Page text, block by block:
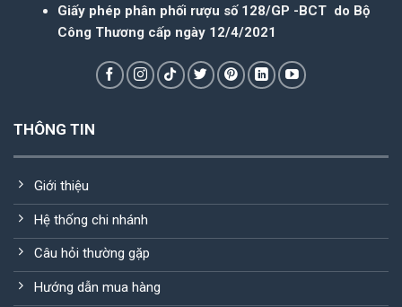
Giấy phép phân phối rượu số 128/GP -BCT do Bộ
Công Thương cấp ngày 12/4/2021
THÔNG TIN
Giới thiệu
Hệ thống chi nhánh
Câu hỏi thường gặp
Hướng dẫn mua hàng